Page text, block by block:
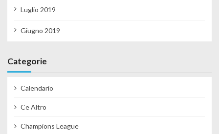
Luglio 2019
Giugno 2019
Categorie
Calendario
Ce Altro
Champions League